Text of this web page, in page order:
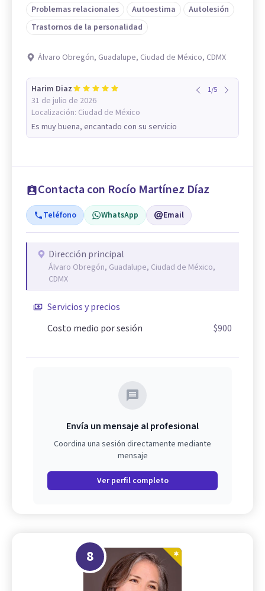
Problemas relacionales
Autoestima
Autolesión
Trastornos de la personalidad
Álvaro Obregón, Guadalupe, Ciudad de México, CDMX
Harim Diaz
31 de julio de 2026
Localización: Ciudad de México
1/5
Es muy buena, encantado con su servicio
Contacta con Rocío Martínez Díaz
Teléfono WhatsApp Email
Dirección principal
Álvaro Obregón, Guadalupe, Ciudad de México,
CDMX
Servicios y precios
Costo medio por sesión
$900
Envía un mensaje al profesional
Coordina una sesión directamente mediante
mensaje
Ver perfil completo
8